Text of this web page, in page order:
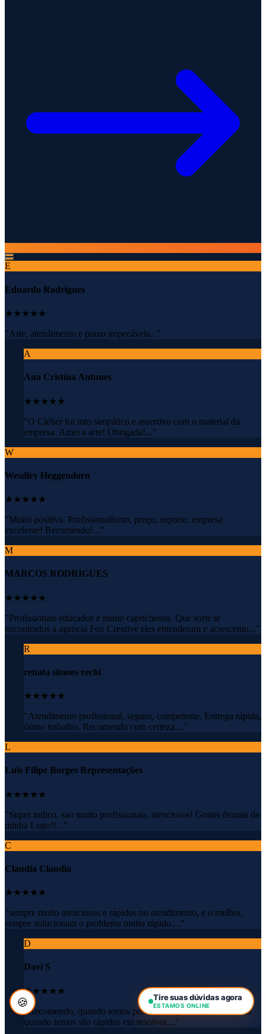
E
Eduardo Rodrigues
★★★★★
"Arte, atendimento e prazo impecáveis..."
A
Ana Cristina Antunes
★★★★★
"O Cléber foi mto simpático e assertivo com o material da
empresa. Amei a arte! Obrigada!..."
W
Wesdley Heggendorn
★★★★★
"Muito positiva. Profissionalismo, preço, suporte, empresa
excelente! Recomendo!..."
M
MARCOS RODRIGUES
★★★★★
"Profissionais educados e muito caprichosos. Que sorte te
encontrados a agencia Fox Creative eles entenderam e acrescento..."
R
renata simoes rechi
★★★★★
"Atendimento profissional, seguro, competente. Entrega rápida,
ótimo trabalho. Recomendo com certeza...."
L
Luis Filipe Borges Representações
★★★★★
"Super indico, sao muito profissionais, atenciosos! Gostei demais da
minha Logo!!..."
C
Claudia Claudia
★★★★★
"sempre muito atenciosos e rápidos no atendimento, e o melhor,
sempre solucionam o problema muito rápido...."
D
Davi S
★★★★★
"Recomendo, quando temos problemas que é muito raro mas
quando temos são rápidos em resolver...."
Tire suas dúvidas agora
ESTAMOS ONLINE
🍪